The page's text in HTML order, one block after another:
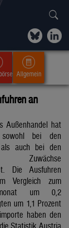
Allgemein
an
Außenhandel hat
bei den
auch bei den
Zuwächse
Die Ausfuhren
Vergleich zum
um 0,2
um 1,1 Prozent
haben den